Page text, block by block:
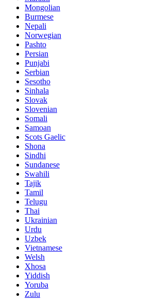
Mongolian
Burmese
Nepali
Norwegian
Pashto
Persian
Punjabi
Serbian
Sesotho
Sinhala
Slovak
Slovenian
Somali
Samoan
Scots Gaelic
Shona
Sindhi
Sundanese
Swahili
Tajik
Tamil
Telugu
Thai
Ukrainian
Urdu
Uzbek
Vietnamese
Welsh
Xhosa
Yiddish
Yoruba
Zulu